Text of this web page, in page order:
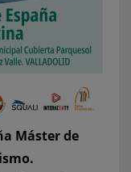
Máster de